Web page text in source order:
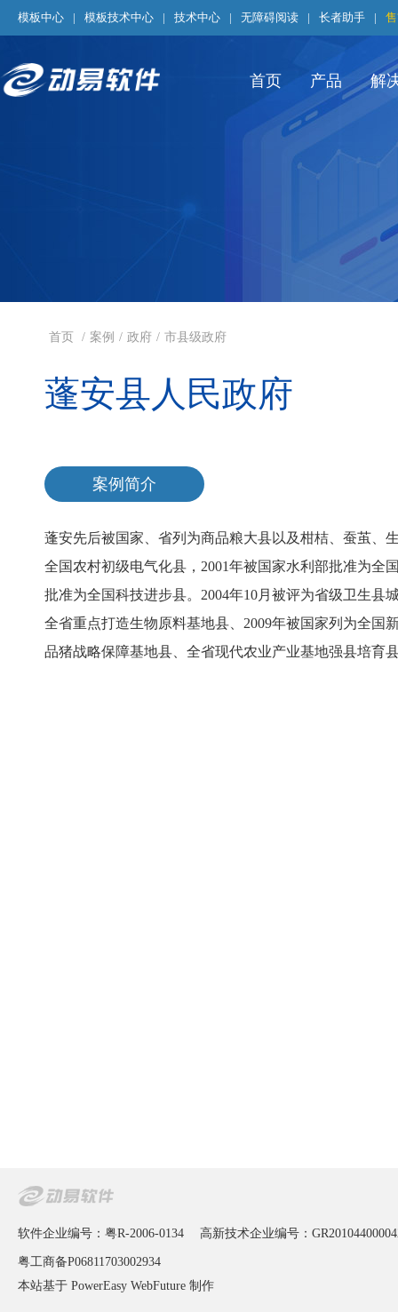
模板中心 | 模板技术中心 | 技术中心 | 无障碍阅读 | 长者助手 |
首页 产品 解
首页 / 案例 / 政府 / 市县级政府
蓬安县人民政府
案例简介
蓬安先后被国家、省列为商品粮大县以及柑桔、蚕茧、
全国农村初级电气化县，2001年被国家水利部批准为全
批准为全国科技进步县。2004年10月被评为省级卫生县
全省重点打造生物原料基地县、2009年被国家列为全国
品猪战略保障基地县、全省现代农业产业基地强县培育
软件企业编号：粤R-2006-0134 高新技术企业编号：
粤工商备P06811703002934
本站基于 PowerEasy WebFuture 制作